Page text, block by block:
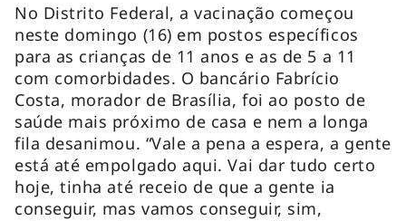
No Distrito Federal, a vacinação começou
neste domingo (16) em postos específicos
para as crianças de 11 anos e as de 5 a 11
com comorbidades. O bancário Fabrício
Costa, morador de Brasília, foi ao posto de
saúde mais próximo de casa e nem a longa
fila desanimou. “Vale a pena a espera, a gente
está até empolgado aqui. Vai dar tudo certo
hoje, tinha até receio de que a gente ia
conseguir, mas vamos conseguir, sim,